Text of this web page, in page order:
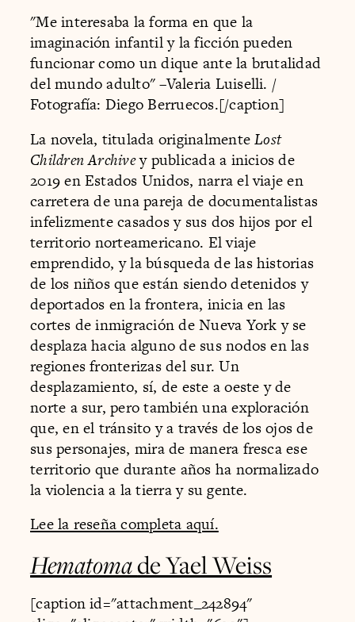
"Me interesaba la forma en que la
imaginación infantil y la ficción pueden
funcionar como un dique ante la brutalidad
del mundo adulto" –Valeria Luiselli. /
Fotografía: Diego Berruecos.[/caption]
La novela, titulada originalmenteLost
Children Archivey publicada a inicios de
2019 en Estados Unidos, narra el viaje en
carretera de una pareja de documentalistas
infelizmente casados y sus dos hijos por el
territorio norteamericano. El viaje
emprendido, y la búsqueda de las historias
de los niños que están siendo detenidos y
deportados en la frontera, inicia en las
cortes de inmigración de Nueva York y se
desplaza hacia alguno de sus nodos en las
regiones fronterizas del sur. Un
desplazamiento, sí, de este a oeste y de
norte a sur, pero también una exploración
que, en el tránsito y a través de los ojos de
sus personajes, mira de manera fresca ese
territorio que durante años ha normalizado
la violencia a la tierra y su gente.
Lee la reseña completa aquí.
Hematomade Yael Weiss
[caption id="attachment_242894"